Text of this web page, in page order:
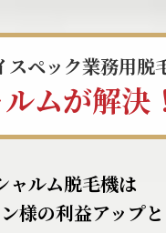
スペック業務用脱
ムが解決
ャルム脱毛機は
様の利益アップと